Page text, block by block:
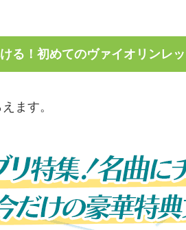
る！初めてのヴァイオリンレ
ます。